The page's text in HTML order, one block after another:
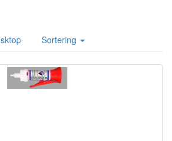
Sortering